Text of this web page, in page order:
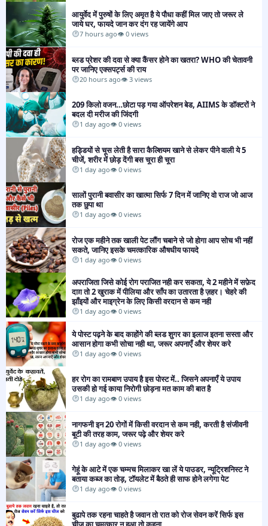
आयुर्वेद में पुरुषों के लिए अमृत है ये पौधा कहीं मिल जाए तो जरूर ले
जाये घर, फायदे जान कर दंग रह जायेंगे आप
7 hours ago👁 0 views
ब्लड प्रेशर की दवा से क्या कैंसर होने का खतरा? WHO की चेतावनी
पर जानिए एक्सपर्ट्स की राय​
20 hours ago👁 3 views
209 किलो वजन…छोटा पड़ गया ऑपरेशन बेड, AIIMS के डॉक्टरों ने
बदल दी मरीज की जिंदगी​
1 day ago👁 0 views
हड्डियों से चूस लेती है सारा कैल्शियम खाने से लेकर पीने वाली ये 5
चीजें, शरीर में छोड़ देंगी बस चूरा ही चूरा
1 day ago👁 0 views
सालों पुरानी बवासीर का खात्मा सिर्फ 7 दिन में जानिए वो राज जो आज
तक छुपा था
1 day ago👁 0 views
रोज एक महीने तक खाली पेट लौंग चबाने से जो होगा आप सोच भी नहीं
सकते, जानिए इसके चमत्कारिक औषधीय फायदे
1 day ago👁 0 views
अपराजिता जिसे कोई रोग पराजित नही कर सकता, ये 2 महीने में सफ़ेद
दाग़ तो 2 खुराक में पीलिया और साँप का उतारता है ज़हर। चेहरे की
झाँइयों और माइग्रेन के लिए किसी वरदान से कम नही
1 day ago👁 0 views
ये पोस्ट पढ़ने के बाद काहोंगे की ब्लड शुगर का इलाज इतना सस्ता और
आसान होगा कभी सोचा नही था, जरूर अपनाएँ और शेयर करे
1 day ago👁 0 views
हर रोग का रामबाण उपाय है इस पोस्ट में.. जिसने अपनाएँ ये उपाय
उसकी हो गई काया निरोगी छोड़ना मत काम की बात है
1 day ago👁 0 views
नागफनी इन 20 रोगों में किसी वरदान से कम नही, करती है संजीवनी
बूटी की तरह काम, जरूर पढ़े और शेयर करे
1 day ago👁 0 views
गेहूं के आटे में एक चम्मच मिलाकर खा लें ये पाउडर, न्यूट्रिशनिस्ट ने
बताया कब्ज का तोड़, टॉयलेट में बैठते ही साफ होने लगेगा पेट
1 day ago👁 0 views
बुढापे तक रहना चाहते है जवान तो रात को रोज सेवन करें सिर्फ इस